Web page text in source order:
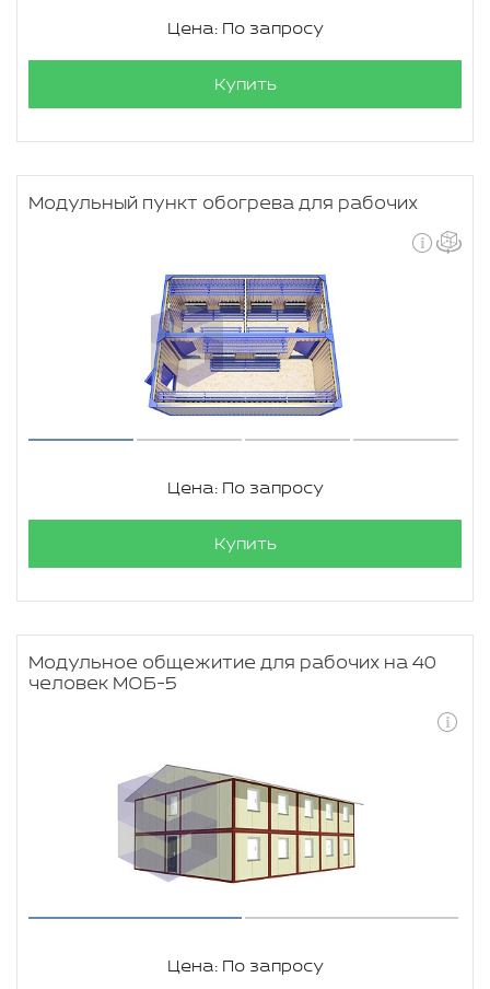
Цена: По запросу
Купить
Модульный пункт обогрева для рабочих
Цена: По запросу
Купить
Модульное общежитие для рабочих на 40
человек МОБ-5
Цена: По запросу